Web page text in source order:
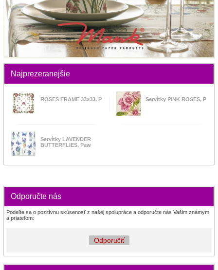
Najprezeranejšie
ROSES FRAME 33x33, P Servítky PINK ROSES, P
Servítky LAVENDER
BUTTERFLIES, Paw
Odporučte nás
Podeľte sa o pozitívnu skúsenosť z našej spolupráce a odporučte nás Vašim známym
a priateľom:
Odporučiť